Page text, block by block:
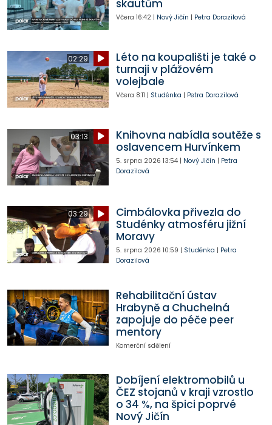
skautům
Včera 16:42| Nový Jičín | Petra Dorazilová
02:29
Léto na koupališti je také o
turnaji v plážovém
volejbale
Včera 8:11 | Studénka | Petra Dorazilová
03:13
Knihovna nabídla soutěže s
oslavencem Hurvínkem
5. srpna 2026 13:54| Nový Jičín | Petra
Dorazilová
03:29
Cimbálovka přivezla do
Studénky atmosféru jižní
Moravy
5. srpna 2026 10:59 | Studénka | Petra
Dorazilová
Rehabilitační ústav
Hrabyně a Chuchelná
zapojuje do péče peer
mentory
Komerční sdělení
Dobíjení elektromobilů u
ČEZ stojanů v kraji vzrostlo
o 34 %, na špici poprvé
Nový Jičín